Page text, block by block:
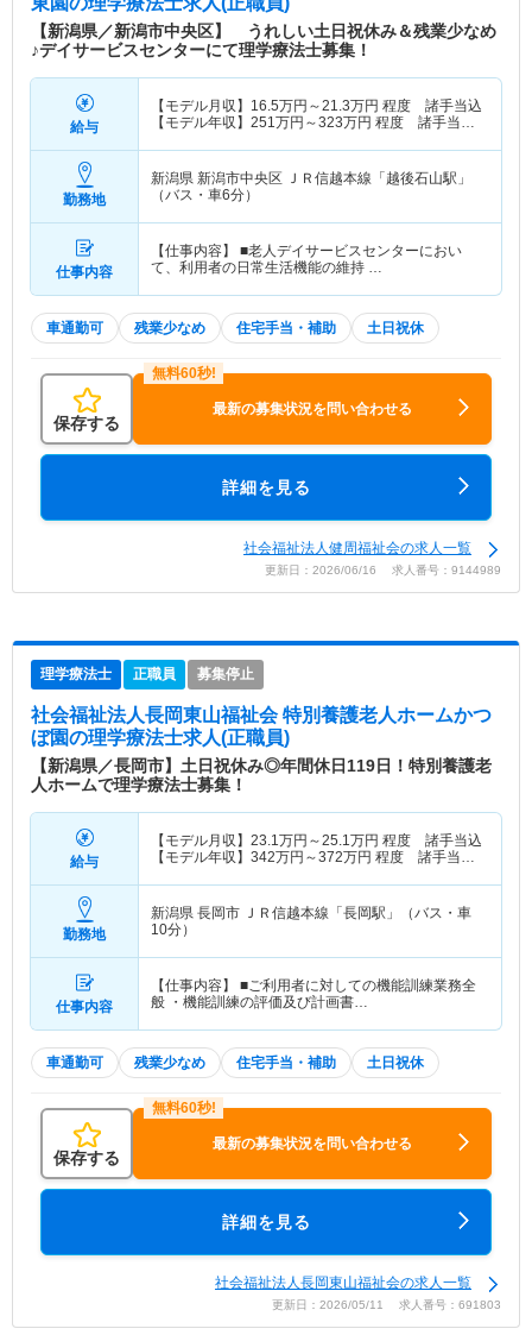
【新潟県／新潟市中央区】 うれしい土日祝休み＆残業少なめ
♪デイサービスセンターにて理学療法士募集！
給与
【モデル月収】 16.5万円～21.3万円 程度 諸手当込
【モデル年収】 251万円～323万円 程度 諸手当・
勤務地
新潟県 新潟市中央区 ＪＲ信越本線「越後石山駅」
（バス・車6分）
仕事内容
【仕事内容】 ■老人デイサービスセンターにおい
て、利用者の日常生活機能の維持 …
車通勤可 残業少なめ 住宅手当・補助 土日祝休
保存する
最新の募集状況を問い合わせる
詳細を見る
社会福祉法人健周福祉会の求人一覧
更新日：2026/06/16 求人番号：9144989
理学療法士 正職員 募集停止
社会福祉法人長岡東山福祉会 特別養護老人ホームかつ
ぼ園の理学療法士求人(正職員)
【新潟県／長岡市】土日祝休み◎年間休日119日！特別養護老
人ホームで理学療法士募集！
給与
【モデル月収】 23.1万円～25.1万円 程度 諸手当込
【モデル年収】 342万円～372万円 程度 諸手当・
勤務地
新潟県 長岡市 ＪＲ信越本線「長岡駅」（バス・車
10分）
仕事内容
【仕事内容】 ■ご利用者に対しての機能訓練業務全
般 ・機能訓練の評価及び計画書…
車通勤可 残業少なめ 住宅手当・補助 土日祝休
保存する
最新の募集状況を問い合わせる
詳細を見る
社会福祉法人長岡東山福祉会の求人一覧
更新日：2026/05/11 求人番号：691803